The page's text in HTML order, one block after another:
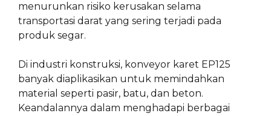
menurunkan risiko kerusakan selama
transportasi darat yang sering terjadi pada
produk segar.
Di industri konstruksi, konveyor karet EP125
banyak diaplikasikan untuk memindahkan
material seperti pasir, batu, dan beton.
Keandalannya dalam menghadapi berbagai